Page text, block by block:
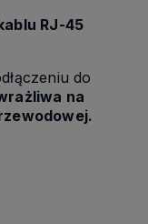
RJ-45
do
na